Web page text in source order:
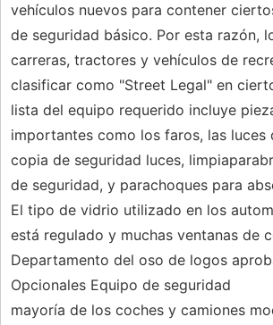
vehículos nuevos para contener
de seguridad básico. Por esta razón,
carreras, tractores y vehículos de
clasificar como "Street Legal" en
lista del equipo requerido incluye
importantes como los faros, las luces
copia de seguridad luces,
de seguridad, y parachoques para
El tipo de vidrio utilizado en los
está regulado y muchas ventanas de
Departamento del oso de logos
Opcionales Equipo de seguridad
mayoría de los coches y camiones